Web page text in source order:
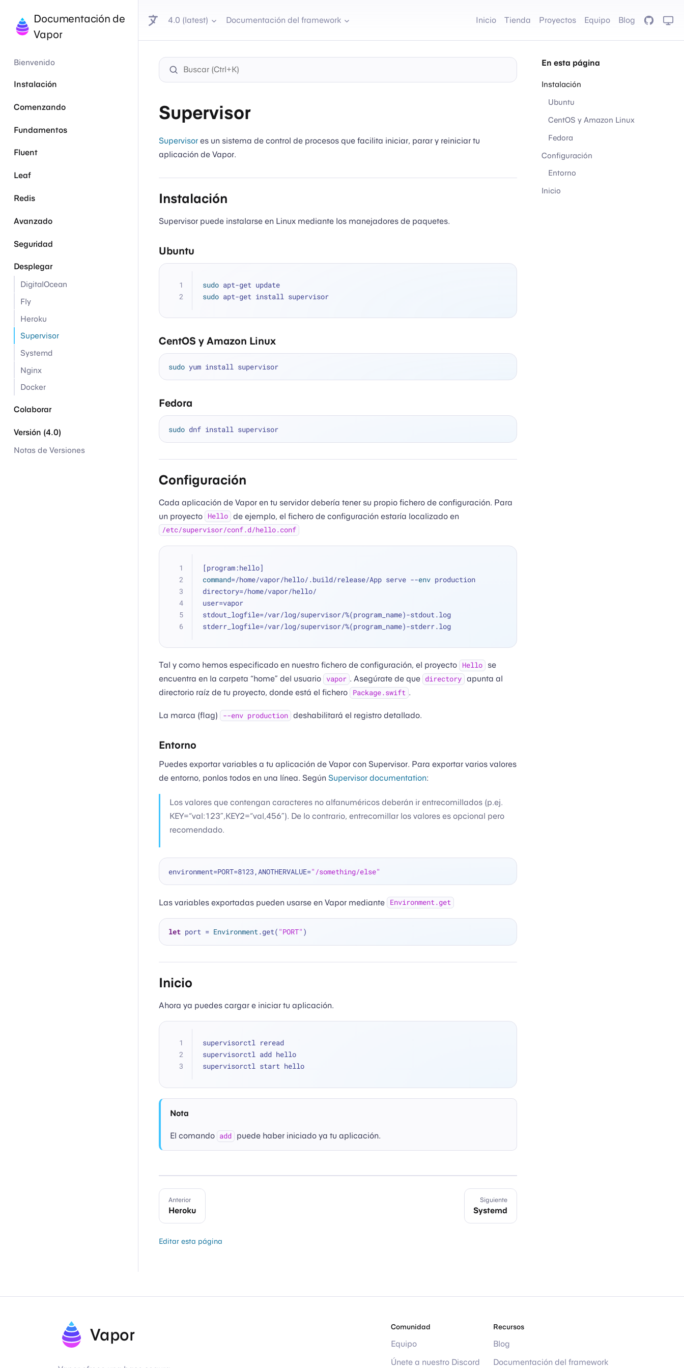
Documentación de
Vapor
Bienvenido
Instalación
Comenzando
Fundamentos
Fluent
Leaf
Redis
Avanzado
Seguridad
Desplegar
DigitalOcean
Fly
Heroku
Supervisor
Systemd
Nginx
Docker
Colaborar
Versión (4.0)
Notas de Versiones
4.0 (latest) Documentación del framework Inicio Tienda Proyectos Equipo Blog GitHub
Supervisor
Supervisor es un sistema de control de procesos que facilita iniciar, parar y reiniciar tu
aplicación de Vapor.
Instalación
Supervisor puede instalarse en Linux mediante los manejadores de paquetes.
Ubuntu
sudo apt-get update
sudo apt-get install supervisor
CentOS y Amazon Linux
sudo yum install supervisor
Fedora
sudo dnf install supervisor
Configuración
Cada aplicación de Vapor en tu servidor debería tener su propio fichero de configuración. Para
un proyecto
Hello de ejemplo, el fichero de configuración estaría localizado en
/etc/supervisor/conf.d/hello.conf
[program:hello]
command=/home/vapor/hello/.build/release/App serve --env production
directory=/home/vapor/hello/
user=vapor
stdout_logfile=/var/log/supervisor/%(program_name)-stdout.log
stderr_logfile=/var/log/supervisor/%(program_name)-stderr.log
Tal y como hemos especificado en nuestro fichero de configuración, el proyecto Hello
se
encuentra en la carpeta “home” del usuario
vapor . Asegúrate de que directory apunta al
directorio raíz de tu proyecto, donde está el fichero
Package.swift .
La marca (flag) --env production deshabilitará el registro detallado.
Entorno
Puedes exportar variables a tu aplicación de Vapor con Supervisor. Para exportar varios valores
de entorno, ponlos todos en una línea. Según Supervisor documentation:
Los valores que contengan caracteres no alfanuméricos deberán ir entrecomillados (p.ej.
KEY=“val:123”,KEY2=“val,456”). De lo contrario, entrecomillar los valores es opcional pero
recomendado.
environment=PORT=8123,ANOTHERVALUE="/something/else"
Las variables exportadas pueden usarse en Vapor mediante Environment.get
let port = Environment.get( "PORT"
Inicio
Ahora ya puedes cargar e iniciar tu aplicación.
supervisorctl reread
supervisorctl add hello
supervisorctl start hello
Nota
El comando add puede haber iniciado ya tu aplicación.
Anterior
Heroku
Siguiente
Systemd
Editar esta página
En esta página
Instalación
Ubuntu
CentOS y Amazon Linux
Fedora
Configuración
Entorno
Inicio
Vapor Comunidad
Equipo
Únete a nuestro Discord
Recursos
Blog
Documentación del framework